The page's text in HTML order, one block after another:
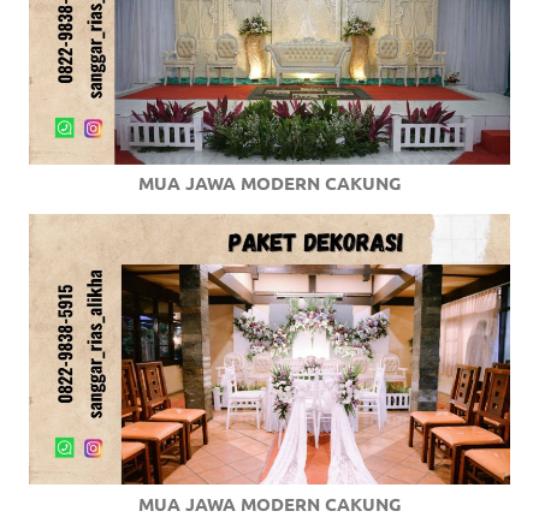
MUA JAWA MODERN CAKUNG
MUA JAWA MODERN CAKUNG